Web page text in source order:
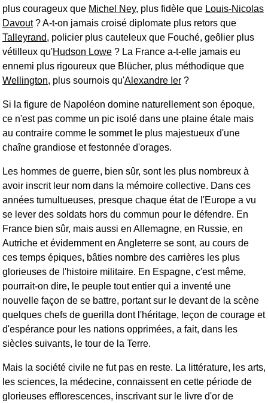
plus courageux que Michel Ney, plus fidèle que Louis-Nicolas
Davout? A-t-on jamais croisé diplomate plus retors que
Talleyrand, policier plus cauteleux que Fouché, geôlier plus
vétilleux qu'Hudson Lowe ? La France a-t-elle jamais eu
ennemi plus rigoureux que Blücher, plus méthodique que
Wellington, plus sournois qu'Alexandre Ier ?
Si la figure de Napoléon domine naturellement son époque,
ce n'est pas comme un pic isolé dans une plaine étale mais
au contraire comme le sommet le plus majestueux d'une
chaîne grandiose et festonnée d'orages.
Les hommes de guerre, bien sûr, sont les plus nombreux à
avoir inscrit leur nom dans la mémoire collective. Dans ces
années tumultueuses, presque chaque état de l'Europe a vu
se lever des soldats hors du commun pour le défendre. En
France bien sûr, mais aussi en Allemagne, en Russie, en
Autriche et évidemment en Angleterre se sont, au cours de
ces temps épiques, bâties nombre des carrières les plus
glorieuses de l'histoire militaire. En Espagne, c'est même,
pourrait-on dire, le peuple tout entier qui a inventé une
nouvelle façon de se battre, portant sur le devant de la scène
quelques chefs de guerilla dont l'héritage, leçon de courage et
d'espérance pour les nations opprimées, a fait, dans les
siècles suivants, le tour de la Terre.
Mais la société civile ne fut pas en reste. La littérature, les arts,
les sciences, la médecine, connaissent en cette période de
glorieuses efflorescences, inscrivant sur le livre d'or de